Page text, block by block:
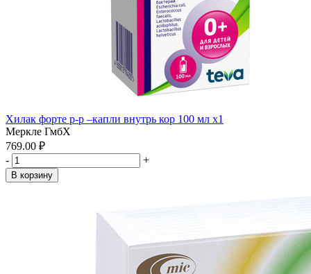
Хилак форте р-р –капли внутрь кор 100 мл x1
Меркле ГмбХ
769.00 ₽
-
+
В корзину